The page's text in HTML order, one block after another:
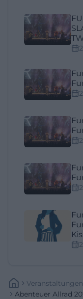
Veranstaltungen
Abenteuer Allrad